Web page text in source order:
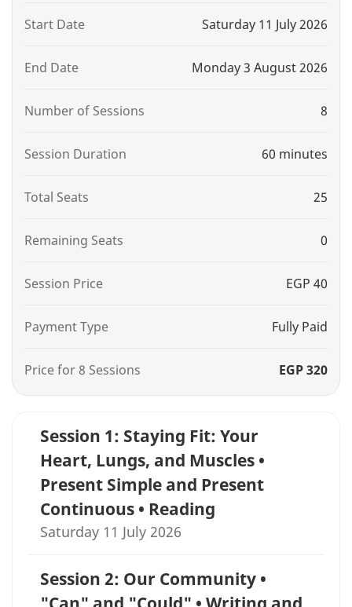
Session 1: Staying Fit: Your
Heart, Lungs, and Muscles •
Present Simple and Present
Continuous • Reading
Saturday 11 July 2026
Session 2: Our Community •
Start Date Saturday 11 July 2026
End Date Monday 3 August 2026
Number of Sessions 8
Session Duration 60 minutes
Total Seats 25
Remaining Seats 0
Session Price EGP 40
Payment Type Fully Paid
Price for 8 Sessions EGP 320